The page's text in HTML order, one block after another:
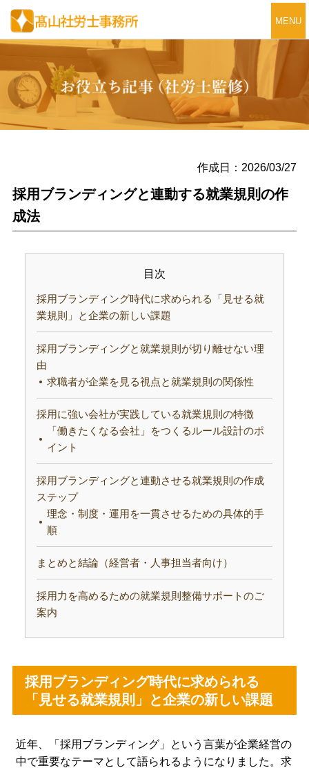
MENU
作成日：2026/03/27
採用ブランディングと連動する就業規則の作
成法
目次
採用ブランディング時代に求められる「見せる就
業規則」と企業の新しい課題
採用ブランディングと就業規則が切り離せない理
由
求職者が企業を見る視点と就業規則の関係性
採用に強い会社が実践している就業規則の特徴
「働きたくなる会社」をつくるルール設計のポ
イント
採用ブランディングと連動させる就業規則の作成
ステップ
理念・制度・運用を一貫させるための具体的手
順
まとめと結論（経営者・人事担当者向け）
採用力を高めるための就業規則整備サポートのご
案内
採用ブランディング時代に求められる
「見せる就業規則」と企業の新しい課題
近年、「採用ブランディング」という言葉が企業経営の
中で重要なテーマとして語られるようになりました。求